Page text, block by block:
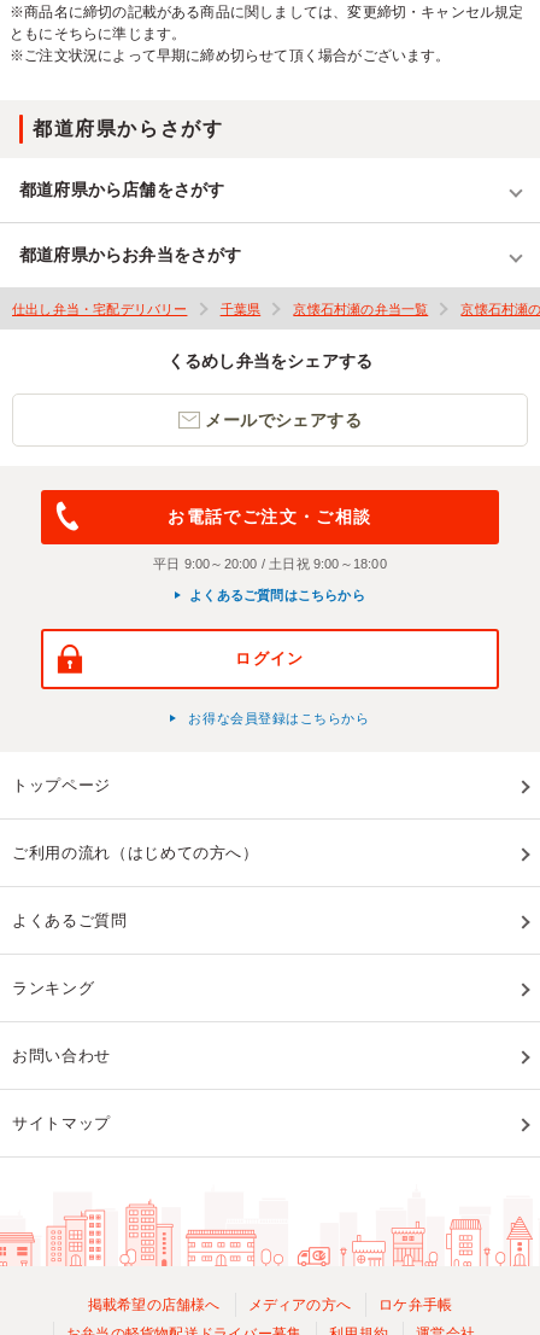
※商品名に締切の記載がある商品に関しましては、変更締切・キャンセル規定
ともにそちらに準じます。
※ご注文状況によって早期に締め切らせて頂く場合がございます。
都道府県からさがす
都道府県から店舗をさがす
都道府県からお弁当をさがす
仕出し弁当・宅配デリバリー 千葉県 京懐石村瀬の弁当一覧 京懐石村瀬
くるめし弁当をシェアする
メールでシェアする
お電話でご注文・ご相談
平日 9:00～20:00 / 土日祝 9:00～18:00
よくあるご質問はこちらから
ログイン
お得な会員登録はこちらから
トップページ
ご利用の流れ（はじめての方へ）
よくあるご質問
ランキング
お問い合わせ
サイトマップ
掲載希望の店舗様へ メディアの方へ
ロケ弁手帳